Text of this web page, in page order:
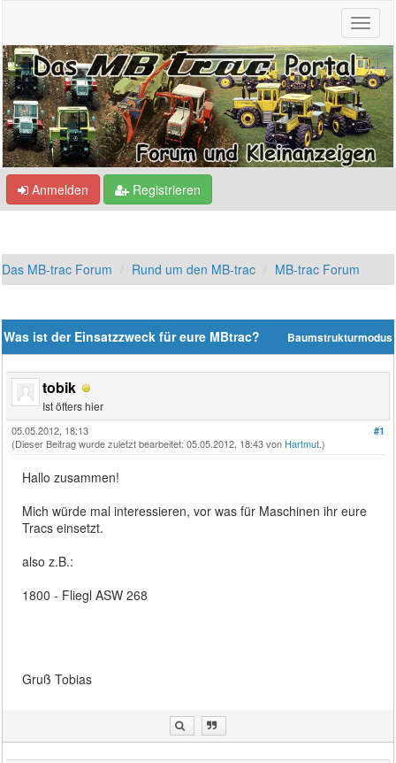
Anmelden Registrieren
Das MB-trac Forum Rund um den MB-trac MB-trac Forum
Baumstrukturmodus
Was ist der Einsatzzweck für eure MBtrac?
tobik
Ist öfters hier
#1
05.05.2012, 18:13
(Dieser Beitrag wurde zuletzt bearbeitet: 05.05.2012, 18:43 von Hartmut.)
Hallo zusammen!
Mich würde mal interessieren, vor was für Maschinen ihr eure
Tracs einsetzt.
also z.B.:
1800 - Fliegl ASW 268
Gruß Tobias